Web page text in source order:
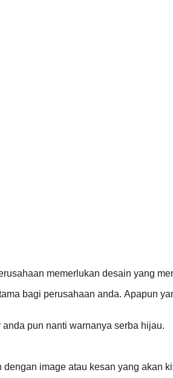
memerlukan desain yang
bagi perusahaan anda. Apapun
pun nanti warnanya serba hijau.
image atau kesan yang akan